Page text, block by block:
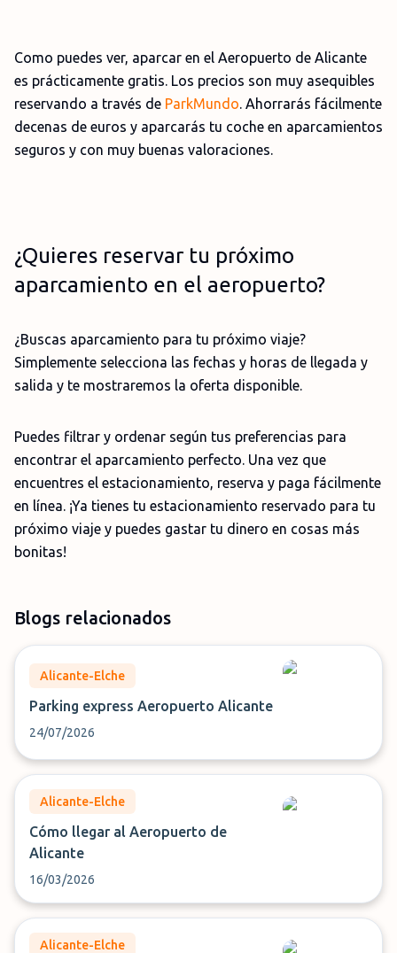
Como puedes ver, aparcar en el Aeropuerto de Alicante
es prácticamente gratis. Los precios son muy asequibles
reservando a través de ParkMundo. Ahorrarás fácilmente
decenas de euros y aparcarás tu coche en aparcamientos
seguros y con muy buenas valoraciones.
¿Quieres reservar tu próximo
aparcamiento en el aeropuerto?
¿Buscas aparcamiento para tu próximo viaje?
Simplemente selecciona las fechas y horas de llegada y
salida y te mostraremos la oferta disponible.
Puedes filtrar y ordenar según tus preferencias para
encontrar el aparcamiento perfecto. Una vez que
encuentres el estacionamiento, reserva y paga fácilmente
en línea. ¡Ya tienes tu estacionamiento reservado para tu
próximo viaje y puedes gastar tu dinero en cosas más
bonitas!
Blogs relacionados
Alicante-Elche
Parking express Aeropuerto Alicante
24/07/2026
Alicante-Elche
Cómo llegar al Aeropuerto de
Alicante
16/03/2026
Alicante-Elche